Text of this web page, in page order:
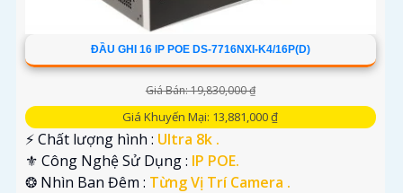
ĐẦU GHI 16 IP POE DS-7716NXI-K4/16P(D)
Giá Bán: 19,830,000 ₫
Giá Khuyến Mại: 13,881,000 ₫
️⚡ Chất lượng hình : Ultra 8k .
⚜️ Công Nghệ Sử Dụng : IP POE.
❂ Nhìn Ban Đêm : Từng Vị Trí Camera .